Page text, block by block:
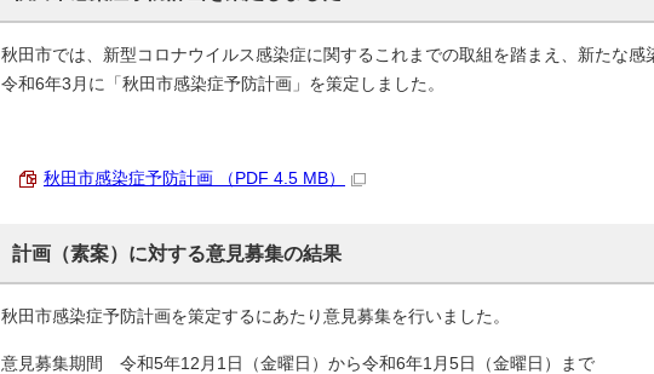
秋田市では、新型コロナウイルス感染症に関するこれまでの取組を踏まえ、新たな感
令和6年3月に「秋田市感染症予防計画」を策定しました。
秋田市感染症予防計画 （PDF 4.5 MB）
計画（素案）に対する意見募集の結果
秋田市感染症予防計画を策定するにあたり意見募集を行いました。
意見募集期間 令和5年12月1日（金曜日）から令和6年1月5日（金曜日）まで